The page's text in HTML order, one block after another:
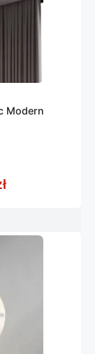
Modern
Zakres cen: